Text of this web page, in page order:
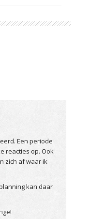
Een periode
reacties op. Ook
zich af waar ik
kan daar